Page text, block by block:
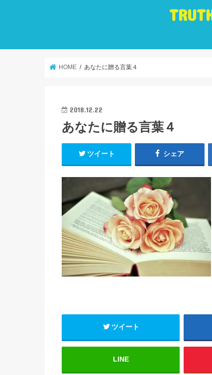
HOME あなたに贈る言葉４
2018.12.22
あなたに贈る言葉４
ツイート シェア
ツイート
LINE